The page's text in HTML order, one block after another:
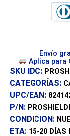
Envío
Aplica para
SKU IDC:
CATEGORÍAS:
UPC/EAN:
P/N:
CONDICION:
ETA: 15-20 DÍAS